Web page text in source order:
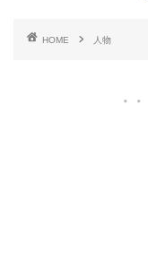
HOME 人物